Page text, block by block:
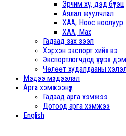
Эрчим хүч, дэд бүтэц
Аялал жуулчлал
ХАА, Ноос ноолуур
ХАА, Мах
Гадаад зах зээл
Хэрхэн экспорт хийх вэ
Экспортлогчдод үзүүлэх
Чөлөөт худалдааны
Мэдээ мэдээлэл
Арга хэмжээнүүд
Гадаад арга хэмжээ
Дотоод арга хэмжээ
English